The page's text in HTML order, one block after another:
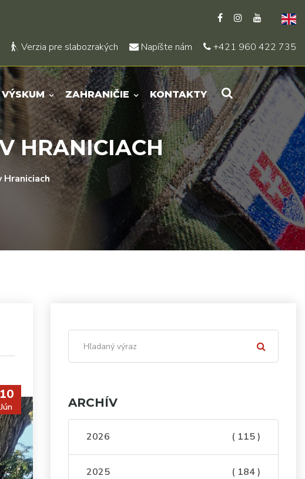
Verzia pre slabozrakých Napíšte nám +421 960 422 735
ZAHRANIČIE KONTAKTY
HRANICIACH
Hraniciach
10
Jún ARCHÍV
2026 ( 115 )
2025 ( 184 )